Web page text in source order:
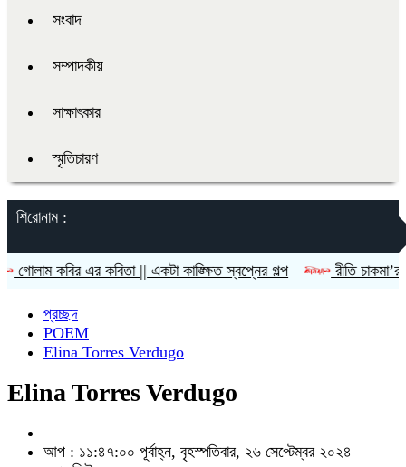
সংবাদ
সম্পাদকীয়
সাক্ষাৎকার
স্মৃতিচারণ
শিরোনাম :
এর কবিতা || একটা কাঙ্ক্ষিত স্বপ্নের গল্প রীতি চাকমা’র কবিতা ||
প্রচ্ছদ
POEM
Elina Torres Verdugo
Elina Torres Verdugo
আপ : ১১:৪৭:০০ পূর্বাহ্ন, বৃহস্পতিবার, ২৬ সেপ্টেম্বর ২০২৪